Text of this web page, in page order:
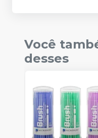
Você
desses